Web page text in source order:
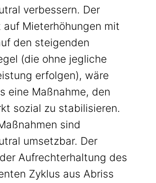
verbessern. Der
auf Mieterhöhungen mit
den steigenden
(die ohne jegliche
erfolgen), wäre
eine Maßnahme, den
sozial zu stabilisieren.
sind
umsetzbar. Der
Aufrechterhaltung des
Zyklus aus Abriss